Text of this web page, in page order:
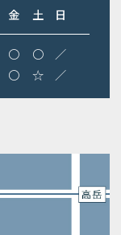
金 土 日
〇 〇
／
〇 ☆ ／